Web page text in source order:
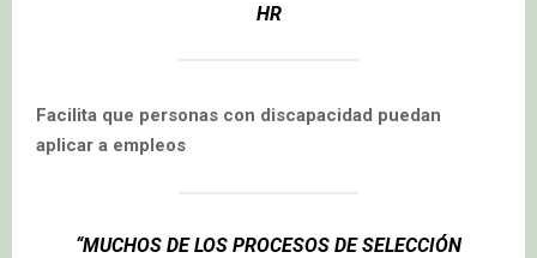
HR
Facilita que personas con discapacidad puedan
aplicar a empleos
“MUCHOS DE LOS PROCESOS DE SELECCIÓN